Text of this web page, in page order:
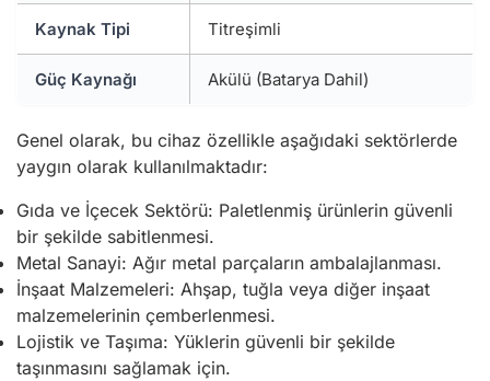
Kaynak Tipi Titreşimli
Güç Kaynağı Akülü (Batarya Dahil)
Genel olarak, bu cihaz özellikle aşağıdaki sektörlerde
yaygın olarak kullanılmaktadır:
Gıda ve İçecek Sektörü: Paletlenmiş ürünlerin güvenli
bir şekilde sabitlenmesi.
Metal Sanayi: Ağır metal parçaların ambalajlanması.
İnşaat Malzemeleri: Ahşap, tuğla veya diğer inşaat
malzemelerinin çemberlenmesi.
Lojistik ve Taşıma: Yüklerin güvenli bir şekilde
taşınmasını sağlamak için.